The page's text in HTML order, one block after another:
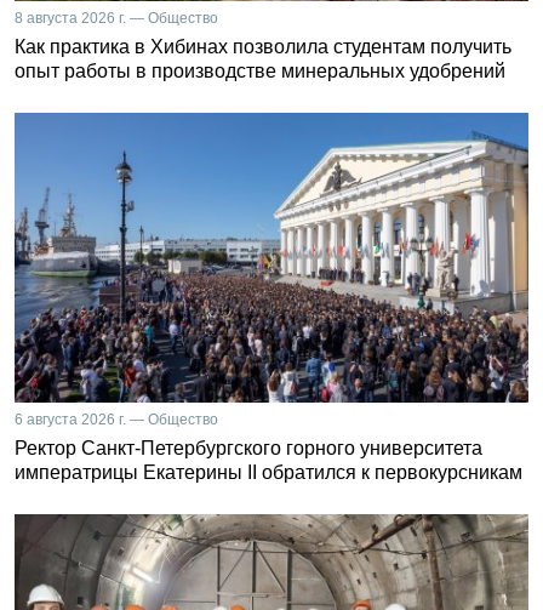
8 августа 2026 г. — Общество
Как практика в Хибинах позволила студентам получить
опыт работы в производстве минеральных удобрений
6 августа 2026 г. — Общество
Ректор Санкт-Петербургского горного университета
императрицы Екатерины II обратился к первокурсникам